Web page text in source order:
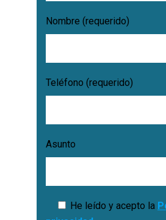
Nombre (requerido)
Teléfono (requerido)
Asunto
He leído y acepto la